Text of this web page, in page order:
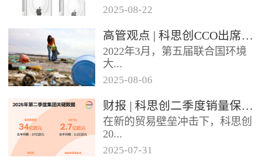
各类促销节点临近，手机护套行
业迎来传统销售旺季，市场对高
品质、高性能产品的需求持续走
高。华...
2025-08-22
高管观点 | 科思创CCO出席全球塑料公约大会
2022年3月，第五届联合国环境
大...
会决定成立政府间谈判委员会
（INC），计划通过5次会议在
2024年底前制定一项关于塑料...
2025-08-06
财报 | 科思创二季度销量保持稳定，但动荡环境拖累业绩
在新的贸易壁垒冲击下，科思创
20...
2025-07-31